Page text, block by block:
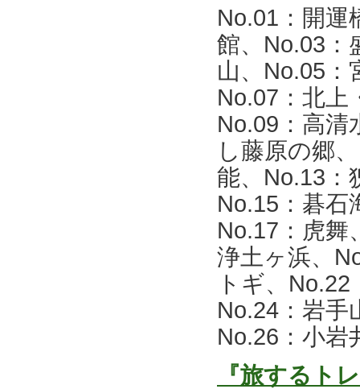
No.01：開運
館、No.03：
山、No.05：
No.07：北上
No.09：高清
し藤原の郷
能、No.13：
No.15：碁石
No.17：虎舞
浄土ヶ浜、
トギ、
No.24：岩手
No.26：小岩
『旅するト